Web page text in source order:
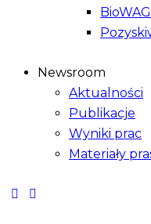
BioWAG
Newsroom
Aktualności
Publikacje
Wyniki prac
Materiały